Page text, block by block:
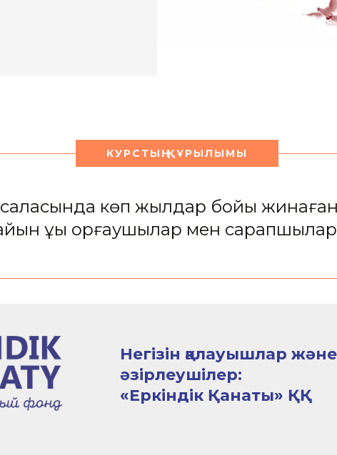
КУРСТЫҢ ҚҰРЫЛЫМЫ
саласында көп жылдар бойы
құқық қорғаушылар мен
Негізін қалауышлар және
әзірлеушілер:
«Еркіндік Қанаты» ҚҚ